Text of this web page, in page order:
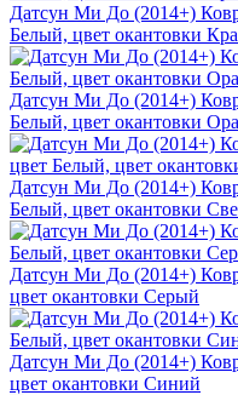
Датсун Ми До (2014+)
Белый, цвет окантовки
Датсун Ми До (2014+)
Белый, цвет окантовки
Датсун Ми До (2014+)
Белый, цвет окантовки
Датсун Ми До (2014+)
цвет окантовки Серый
Датсун Ми До (2014+)
цвет окантовки Синий